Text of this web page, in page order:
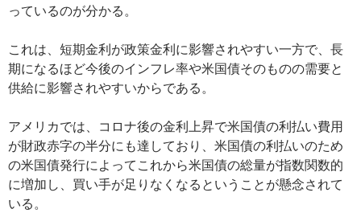
っているのが分かる。
これは、短期金利が政策金利に影響されやすい一方で、長
期になるほど今後のインフレ率や米国債そのものの需要と
供給に影響されやすいからである。
アメリカでは、コロナ後の金利上昇で米国債の利払い費用
が財政赤字の半分にも達しており、米国債の利払いのため
の米国債発行によってこれから米国債の総量が指数関数的
に増加し、買い手が足りなくなるということが懸念されて
いる。